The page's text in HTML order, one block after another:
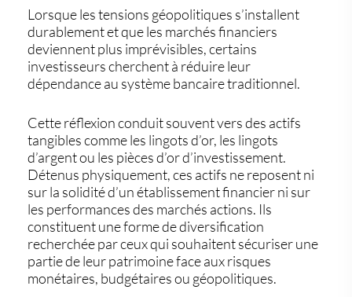
Lorsque les tensions géopolitiques s’installent
durablement et que les marchés financiers
deviennent plus imprévisibles, certains
investisseurs cherchent à réduire leur
dépendance au système bancaire traditionnel.
Cette réflexion conduit souvent vers des actifs
tangibles comme les lingots d’or, les lingots
d’argentou les pièces d’or d’investissement.
Détenus physiquement, ces actifs ne reposent ni
sur la solidité d’un établissement financier ni sur
les performances des marchés actions. Ils
constituent une forme de diversification
recherchée par ceux qui souhaitent sécuriser une
partie de leur patrimoine face aux risques
monétaires, budgétaires ou géopolitiques.